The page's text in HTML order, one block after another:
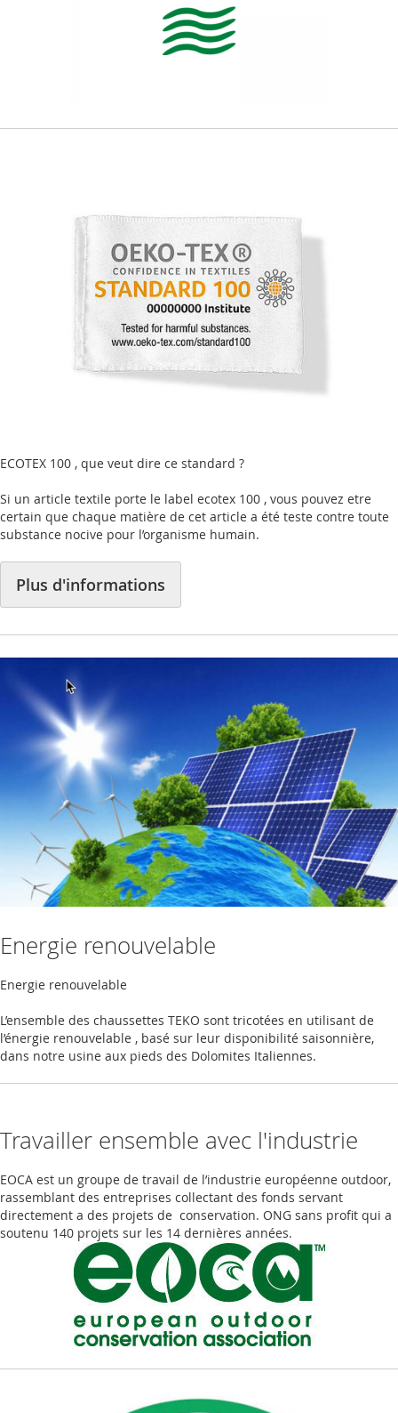
ECOTEX 100 , que veut dire ce standard ?
Si un article textile porte le label ecotex 100 , vous pouvez etre
certain que chaque matière de cet article a été teste contre toute
substance nocive pour l’organisme humain.
Plus d'informations
Energie renouvelable
Energie renouvelable
L’ensemble des chaussettes TEKO sont tricotées en utilisant de
l’énergie renouvelable , basé sur leur disponibilité saisonnière,
dans notre usine aux pieds des Dolomites Italiennes.
Travailler ensemble avec l'industrie
EOCA est un groupe de travail de l’industrie européenne outdoor,
rassemblant des entreprises collectant des fonds servant
directement a des projets de conservation. ONG sans profit qui a
soutenu 140 projets sur les 14 dernières années.